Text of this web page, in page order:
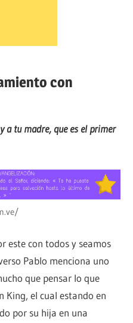
con
a tu madre, que es el primer
este con todos y seamos
Pablo menciona uno
que pensar lo que
King, el cual estando en
por su hija en una